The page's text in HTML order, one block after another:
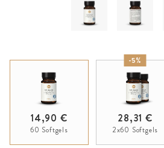
14,90 €
60 Softgels
-5%
28,31 €
2x60 Softgels